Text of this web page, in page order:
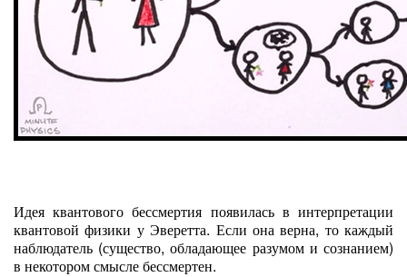
Идея квантового бессмертия появилась в интерпретации
квантовой физики у Эверетта. Если она верна, то каждый
наблюдатель (существо, обладающее разумом и сознанием)
в некотором смысле бессмертен.